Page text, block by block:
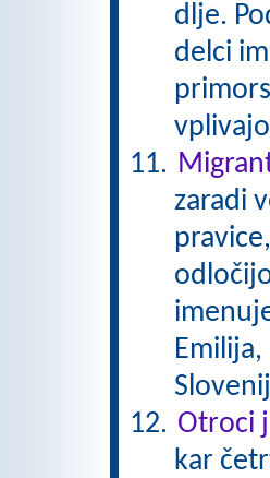
dlje.
delci
zaradi
Otroci
kar